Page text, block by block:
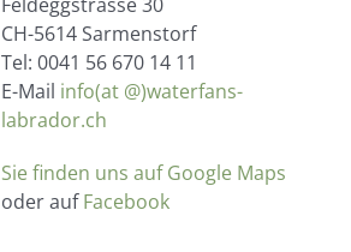
CH-5614 Sarmenstorf
Tel: 0041 56 670 14 11
E-Mail info(at @)waterfans-
labrador.ch
Sie finden uns auf Google Maps
oder aufFacebook